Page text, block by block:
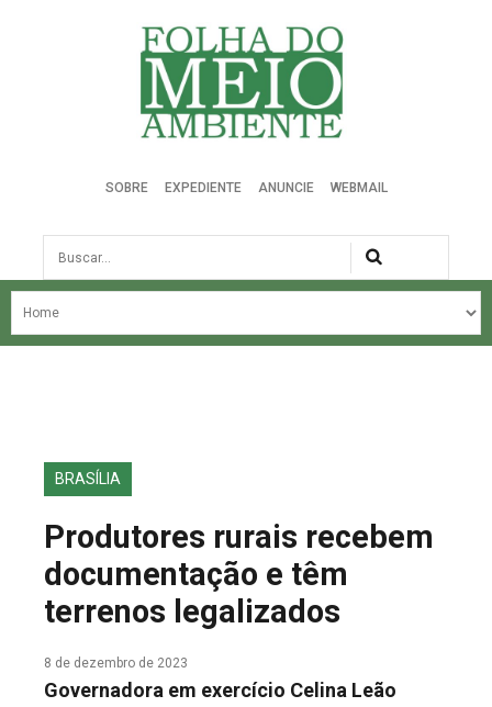
Folha do Meio Ambiente
SOBRE EXPEDIENTE ANUNCIE WEBMAIL
Busca
NOSSA HISTÓRIA
EDIÇÕES ANTERIORES
FALE CONOSCO
BRASÍLIA
Produtores rurais recebem
documentação e têm
terrenos legalizados
8 de dezembro de 2023
Governadora em exercício Celina Leão